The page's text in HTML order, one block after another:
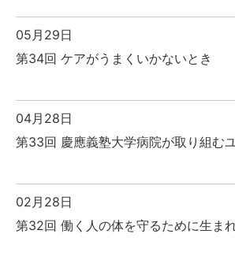
05月29日
第34回 ケアがうまくいかないとき
04月28日
第33回 慶應義塾大学病院が取り組む
02月28日
第32回 働く人の体を守るために生ま